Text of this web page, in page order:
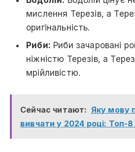
мислення Терезів, а
оригінальність.
Риби: Риби зачаровані
ніжністю Терезів, а
мрійливістю.
Сейчас читают: Яку мову
вивчати у 2024 році: Топ-